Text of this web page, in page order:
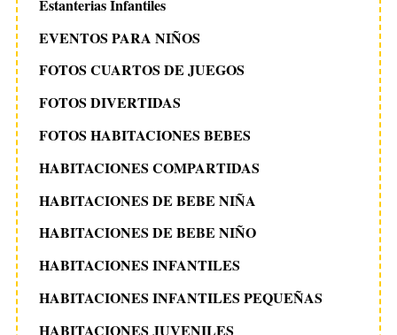
Estanterias Infantiles
EVENTOS PARA NIÑOS
FOTOS CUARTOS DE JUEGOS
FOTOS DIVERTIDAS
FOTOS HABITACIONES BEBES
HABITACIONES COMPARTIDAS
HABITACIONES DE BEBE NIÑA
HABITACIONES DE BEBE NIÑO
HABITACIONES INFANTILES
HABITACIONES INFANTILES PEQUEÑAS
HABITACIONES JUVENILES